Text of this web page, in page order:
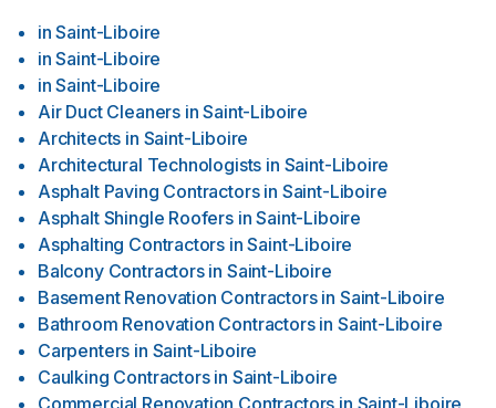
in Saint-Liboire
in Saint-Liboire
in Saint-Liboire
Air Duct Cleaners in Saint-Liboire
Architects in Saint-Liboire
Architectural Technologists in Saint-Liboire
Asphalt Paving Contractors in Saint-Liboire
Asphalt Shingle Roofers in Saint-Liboire
Asphalting Contractors in Saint-Liboire
Balcony Contractors in Saint-Liboire
Basement Renovation Contractors in Saint-Liboire
Bathroom Renovation Contractors in Saint-Liboire
Carpenters in Saint-Liboire
Caulking Contractors in Saint-Liboire
Commercial Renovation Contractors in Saint-Liboire